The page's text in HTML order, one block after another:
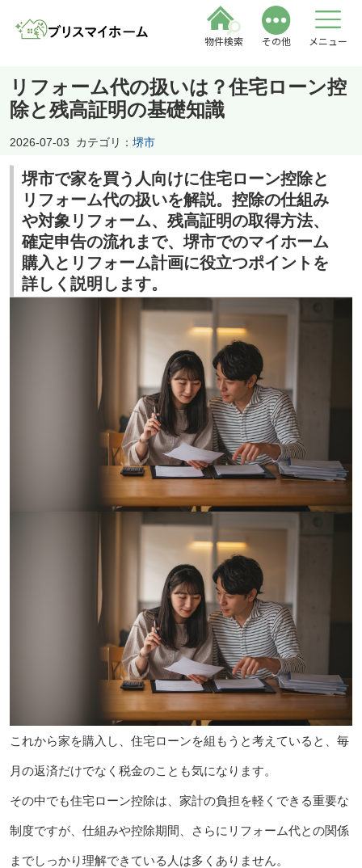
物件検索 その他 メニュー
リフォーム代の扱いは？住宅ローン控
除と残高証明の基礎知識
2026-07-03 カテゴリ： 堺市
堺市で家を買う人向けに住宅ローン控除と
リフォーム代の扱いを解説。控除の仕組み
や対象リフォーム、残高証明の取得方法、
確定申告の流れまで、堺市でのマイホーム
購入とリフォーム計画に役立つポイントを
詳しく説明します。
これから家を購入し、住宅ローンを組もうと考えていると、毎
月の返済だけでなく税金のことも気になります。
その中でも住宅ローン控除は、家計の負担を軽くできる重要な
制度ですが、仕組みや控除期間、さらにリフォーム代との関係
までしっかり理解できている人は多くありません。